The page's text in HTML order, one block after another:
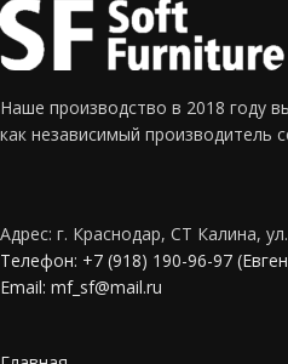
Наше производство в 2018 году
как независимый производитель
Адрес: г. Краснодар, СТ Калина,
Телефон: +7 (918) 190-96-97
Email: mf_sf@mail.ru